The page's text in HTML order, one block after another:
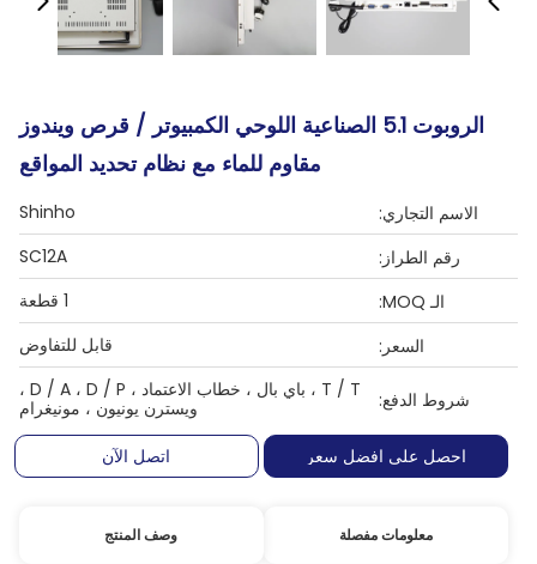
الروبوت 5.1 الصناعية اللوحي الكمبيوتر / قرص ويندوز
مقاوم للماء مع نظام تحديد المواقع
الاسم التجاري:
Shinho
رقم الطراز:
SC12A
الـ MOQ:
1 قطعة
السعر:
قابل للتفاوض
شروط الدفع:
T / T ، باي بال ، خطاب الاعتماد ، D / A ، D / P ،
ويسترن يونيون ، مونيغرام
احصل على افضل سعر
اتصل الآن
معلومات مفصلة وصف المنتج